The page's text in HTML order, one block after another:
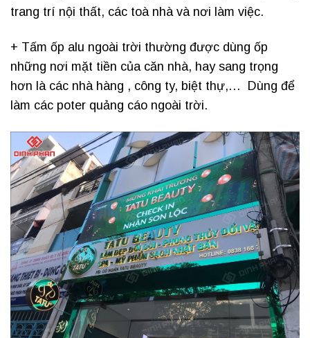
trang trí nội thất, các toà nhà và nơi làm việc.
+ Tấm ốp alu ngoài trời thường được dùng ốp
những nơi mặt tiền của căn nhà, hay sang trọng
hơn là các nhà hàng , công ty, biệt thự,… Dùng để
làm các poter quảng cáo ngoài trời.